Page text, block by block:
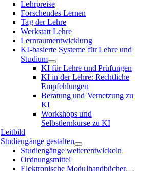
Lehrpreise
Forschendes Lernen
Tag der Lehre
Werkstatt Lehre
Lernraumentwicklung
KI-basierte Systeme für Lehre und
Studium
KI für Lehre und Prüfungen
KI in der Lehre: Rechtliche
Empfehlungen
Beratung und Vernetzung zu
KI
Workshops und
Selbstlernkurse zu KI
Leitbild
Studiengänge gestalten
Studiengänge weiterentwickeln
Ordnungsmittel
Elektronische Modulhandbücher